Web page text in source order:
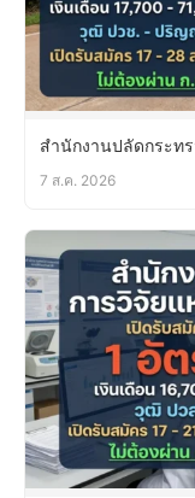
สำนักงานปลัดกระท
7 ส.ค. 2026